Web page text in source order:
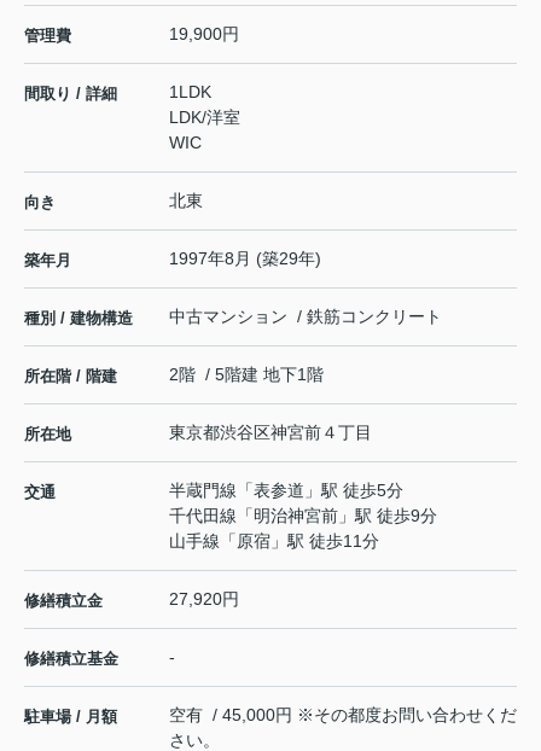
管理費 19,900円
間取り / 詳細
1LDK
LDK/洋室
WIC
向き 北東
築年月 1997年8月 (築29年)
種別 / 建物構造 中古マンション / 鉄筋コンクリート
所在階 / 階建 2階 / 5階建 地下1階
所在地 東京都渋谷区神宮前４丁目
交通 半蔵門線 「表参道 」駅 徒歩5分
千代田線 「明治神宮前 」駅 徒歩9分
山手線 「 原宿 」駅 徒歩11分
修繕積立金 27,920円
修繕積立基金 -
駐車場 / 月額
空有 / 45,000円 ※その都度お問い合わせくだ
さい。